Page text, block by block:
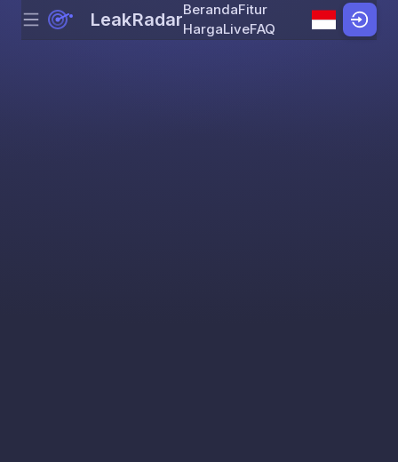
Skip to content
Menu LeakRadarBerandaFitur
HargaLiveFAQ